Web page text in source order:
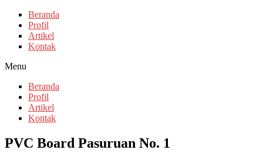
Beranda
Profil
Artikel
Kontak
Menu
Beranda
Profil
Artikel
Kontak
PVC Board Pasuruan No. 1